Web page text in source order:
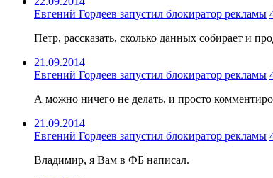
Евгений Гордеев запустил блокиратор рекламы
Петр, рассказать, сколько данных собирает и
21.09.2014
Евгений Гордеев запустил блокиратор рекламы
А можно ничего не делать, и просто
21.09.2014
Евгений Гордеев запустил блокиратор рекламы
Владимир, я Вам в ФБ написал.